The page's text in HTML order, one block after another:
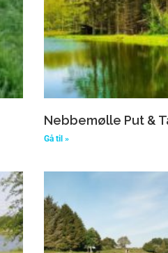
Nebbemølle Put &
Gå til »